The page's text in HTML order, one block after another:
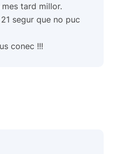
tard millor.
segur que no puc
conec !!!